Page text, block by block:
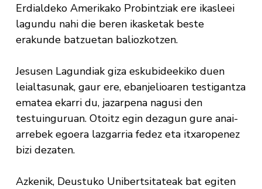
Erdialdeko Amerikako Probintziak ere ikasleei
lagundu nahi die beren ikasketak beste
erakunde batzuetan baliozkotzen.
Jesusen Lagundiak giza eskubideekiko duen
leialtasunak, gaur ere, ebanjelioaren testigantza
ematea ekarri du, jazarpena nagusi den
testuinguruan. Otoitz egin dezagun gure anai-
arrebek egoera lazgarria fedez eta itxaropenez
bizi dezaten.
Azkenik, Deustuko Unibertsitateak bat egiten